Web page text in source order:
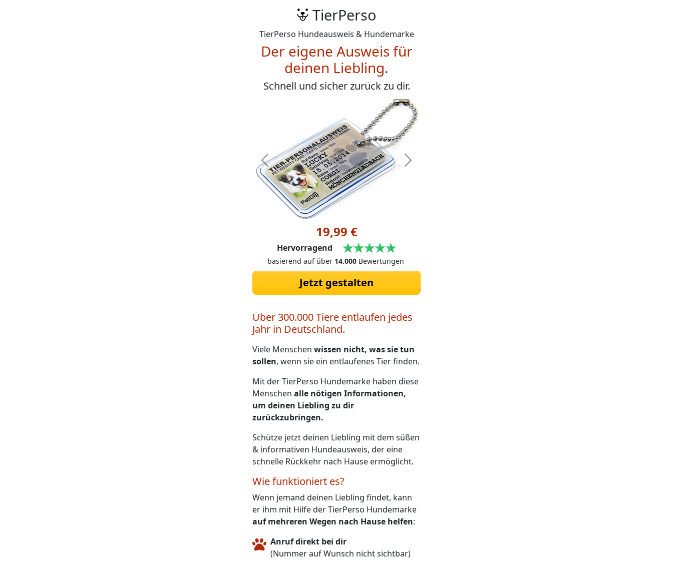
TierPerso
TierPerso Hundeausweis & Hundemarke
Der eigene Ausweis für
deinen Liebling.
Schnell und sicher zurück zu dir.
Zurück Weiter
19,99 €
Hervorragend
basierend auf über 14.000Bewertungen
Jetzt gestalten
Über 300.000 Tiere entlaufen jedes
Jahr in Deutschland.
Viele Menschen wissen nicht, was sie tun
sollen, wenn sie ein entlaufenes Tier finden.
Mit der TierPerso Hundemarke haben diese
Menschen alle nötigen Informationen,
um deinen Liebling zu dir
zurückzubringen.
Schütze jetzt deinen Liebling mit dem süßen
& informativen Hundeausweis, der eine
schnelle Rückkehr nach Hause ermöglicht.
Wie funktioniert es?
Wenn jemand deinen Liebling findet, kann
er ihm mit Hilfe der TierPerso Hundemarke
auf mehreren Wegen nach Hause helfen:
Anruf direkt bei dir
(Nummer auf Wunsch nicht sichtbar)